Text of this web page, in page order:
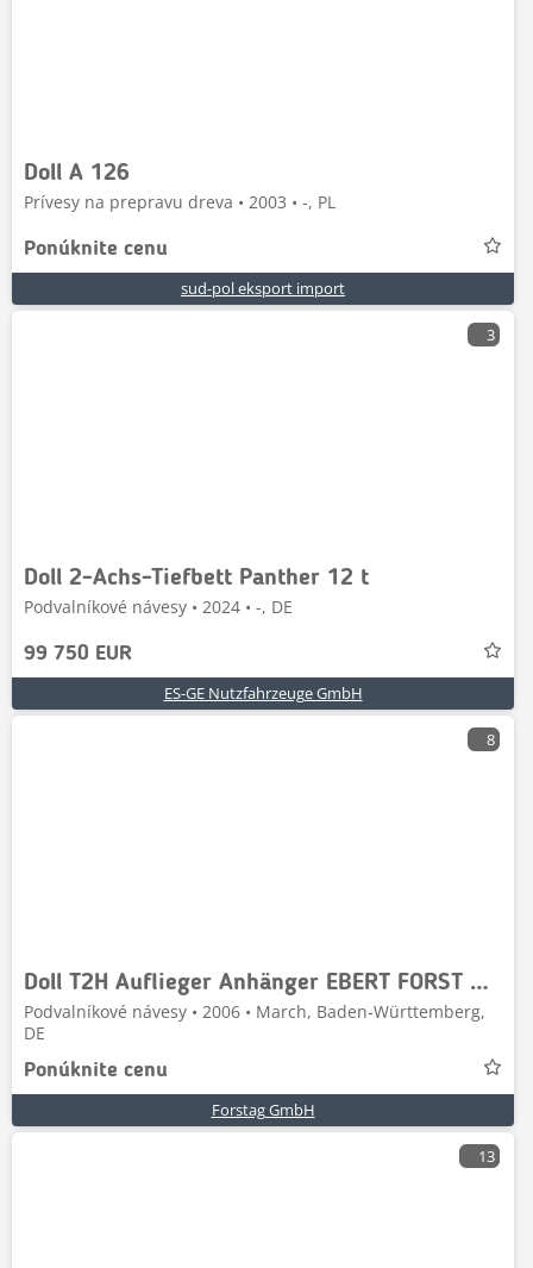
Doll A 126
Prívesy na prepravu dreva • 2003 • -, PL
Ponúknite cenu
sud-pol eksport import
3
Doll 2-Achs-Tiefbett Panther 12 t
Podvalníkové návesy • 2024 • -, DE
99 750 EUR
ES-GE Nutzfahrzeuge GmbH
8
Doll T2H Auflieger Anhänger EBERT FORST Ausziehbar
Podvalníkové návesy • 2006 • March, Baden-Württemberg,
DE
Ponúknite cenu
Forstag GmbH
13